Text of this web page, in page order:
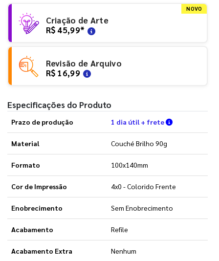
NOVO
Criação de Arte
R$ 45,99*
Revisão de Arquivo
R$ 16,99
Especificações do Produto
Prazo de produção 1 dia útil + frete Verifique as
Material Couché Brilho 90g
Formato 100x140mm
Cor de Impressão 4x0 - Colorido Frente
Enobrecimento Sem Enobrecimento
Acabamento Refile
Acabamento Extra Nenhum